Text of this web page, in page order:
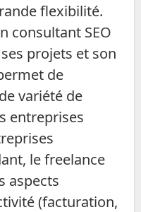
flexibilité.
consultant SEO
projets et son
de
variété de
entreprises
le freelance
aspects
(facturation,